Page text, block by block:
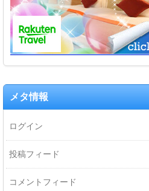
メタ情報
ログイン
投稿フィード
コメントフィード